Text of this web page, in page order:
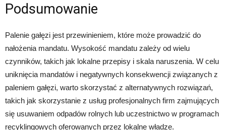
Podsumowanie
Palenie gałęzi jest przewinieniem, które może prowadzić do
nałożenia mandatu. Wysokość mandatu zależy od wielu
czynników, takich jak lokalne przepisy i skala naruszenia. W celu
uniknięcia mandatów i negatywnych konsekwencji związanych z
paleniem gałęzi, warto skorzystać z alternatywnych rozwiązań,
takich jak skorzystanie z usług profesjonalnych firm zajmujących
się usuwaniem odpadów rolnych lub uczestnictwo w programach
recyklingowych oferowanych przez lokalne władze.